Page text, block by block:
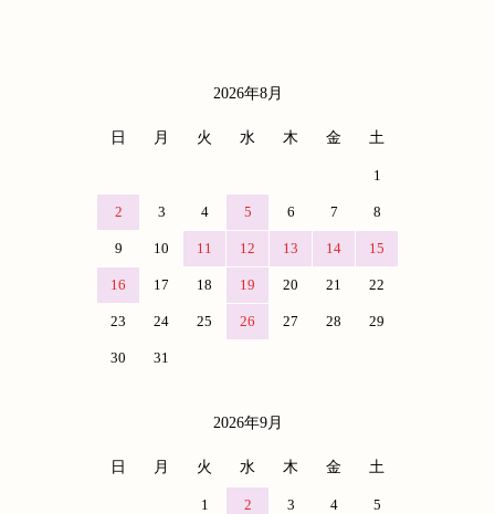
2026年8月
日 月 火 水 木 金 土
1
2 3 4 5 6 7 8
9 10 11 12 13 14 15
16 17 18 19 20 21 22
23 24 25 26 27 28 29
30 31
2026年9月
日 月 火 水 木 金 土
1 2 3 4 5